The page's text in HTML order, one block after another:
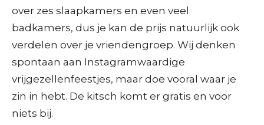
over zes slaapkamers en even veel
badkamers, dus je kan de prijs natuurlijk ook
verdelen over je vriendengroep. Wij denken
spontaan aan Instagramwaardige
vrijgezellenfeestjes, maar doe vooral waar je
zin in hebt. De kitsch komt er gratis en voor
niets bij.